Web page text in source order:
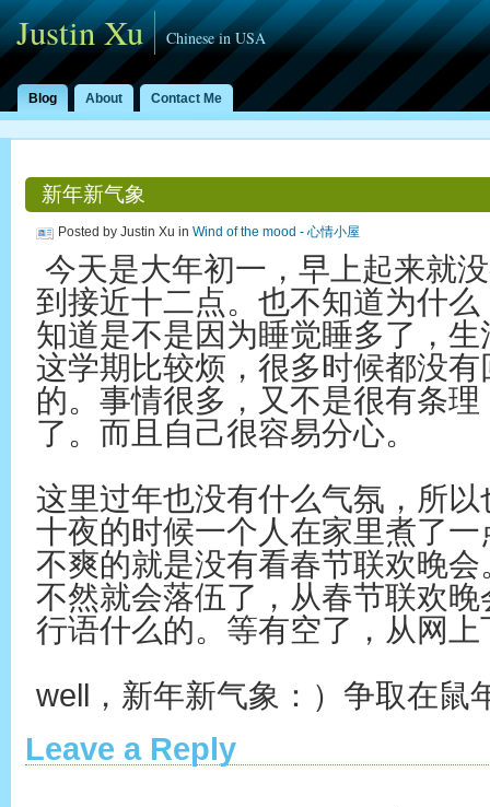
Justin Xu Chinese in USA
Blog About Contact Me
新年新气象
Posted by Justin Xu in Wind of the mood - 心情小屋
今天是大年初一，早上起来就
到接近十二点。也不知道为什
知道是不是因为睡觉睡多了，
这学期比较烦，很多时候都没
的。事情很多，又不是很有条
了。而且自己很容易分心。
这里过年也没有什么气氛，所
十夜的时候一个人在家里煮了
不爽的就是没有看春节联欢晚
不然就会落伍了，从春节联欢
行语什么的。等有空了，从网
well，新年新气象：）争取在鼠
Leave a Reply